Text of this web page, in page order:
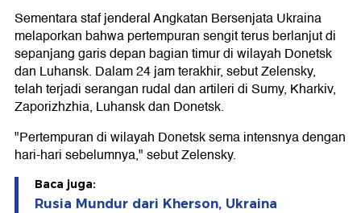
Sementara staf jenderal Angkatan Bersenjata Ukraina
melaporkan bahwa pertempuran sengit terus berlanjut di
sepanjang garis depan bagian timur di wilayah Donetsk
dan Luhansk. Dalam 24 jam terakhir, sebut Zelensky,
telah terjadi serangan rudal dan artileri di Sumy, Kharkiv,
Zaporizhzhia, Luhansk dan Donetsk.
"Pertempuran di wilayah Donetsk sema intensnya dengan
hari-hari sebelumnya," sebut Zelensky.
Baca juga:
Rusia Mundur dari Kherson, Ukraina